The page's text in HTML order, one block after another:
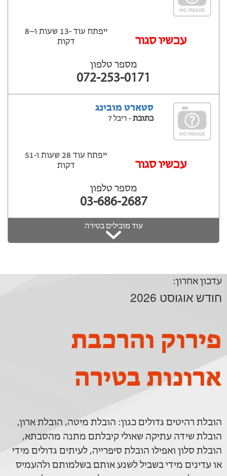
‫עכשיו סגור
ייפתח עוד -13 שעות ‫ו--8
דקות
מספר טלפון
072-253-0171
סטארט מובינג
כתובת- ריבל 7
עכשיו סגור
ייפתח עוד 28 שעות ‫ו-51
דקות
מספר טלפון
03-686-2687
עוד מובילים בטירה
עדכון אחרון:
חודש אוגוסט 2026
פירוק והרכבת
ארונות בטירה
הובלת רהיטים גדולים כגון: הובלת מיטה, הובלת ארון,
הובלת שידה עתיקה שאולי קיבלתם מתנה מהסבתא,
הובלת סלון ואפילו הובלת סיפרייה, לעיתים גדולים מידי
או עדינים מידי בשביל לשנע אותם בשלמותם ולהעמיס